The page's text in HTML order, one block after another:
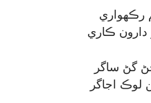
ڪاري
گڻ ساگر
اجاگر